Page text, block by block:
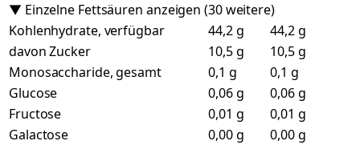
▼ Einzelne Fettsäuren anzeigen (30 weitere)
Kohlenhydrate, verfügbar
44,2 g
44,2 g
davon Zucker
10,5 g
10,5 g
Monosaccharide, gesamt
0,1 g
0,1 g
Glucose
0,06 g
0,06 g
Fructose
0,01 g
0,01 g
Galactose
0,00 g
0,00 g